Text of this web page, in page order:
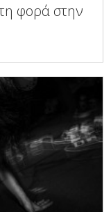
φορά στην